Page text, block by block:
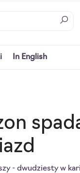
In English
- dwudziesty w